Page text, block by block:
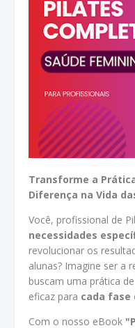
Transforme a
Diferença na Vida
Você, profissional de
necessidades
revolucionar os
alunas? Imagine ser a
buscam uma prática
eficaz para cada fase
Com o nosso eBook